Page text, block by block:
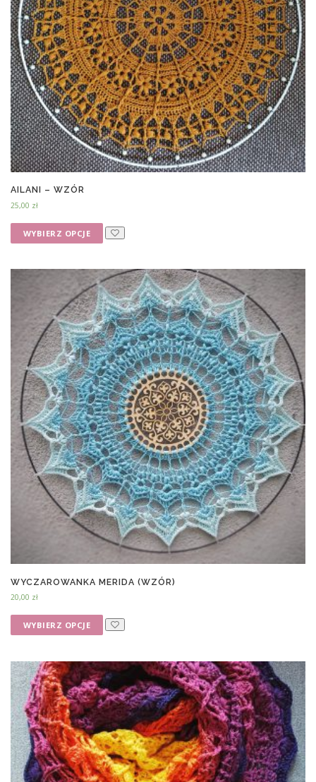
AILANI – WZÓR
25,00 zł
WYBIERZ OPCJE
WYCZAROWANKA MERIDA (WZÓR)
20,00 zł
WYBIERZ OPCJE